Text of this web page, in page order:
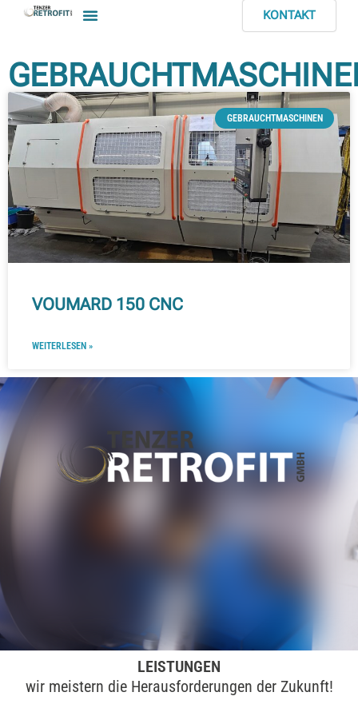
KONTAKT
GEBRAUCHTMASCHINEN
VOUMARD 150 CNC
WEITERLESEN »
LEISTUNGEN
wir meistern die Herausforderungen der Zukunft!